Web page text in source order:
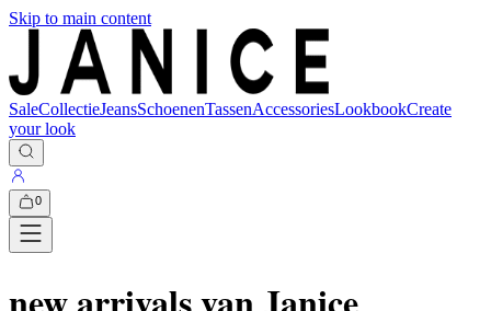
Skip to main content
SaleCollectieJeansSchoenenTassenAccessoriesLookbookCreate
your look
0